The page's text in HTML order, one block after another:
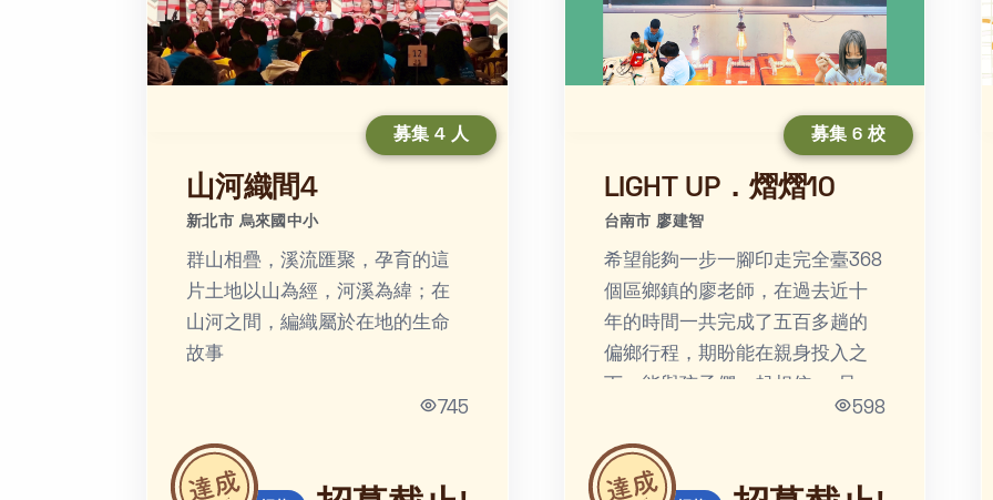
募集 4 人
山河織間4
新北市 烏來國中小
群山相疊，溪流匯聚，孕育的這
片土地以山為經，河溪為緯；在
山河之間，編織屬於在地的生命
故事
745
募集 6 校
LIGHT UP．熠熠10
台南市 廖建智
希望能夠一步一腳印走完全臺368
個區鄉鎮的廖老師，在過去近十
年的時間一共完成了五百多趟的
偏鄉行程，期盼能在親身投入之
勇敢前行，我們都能成為溫暖的
人，為他人的生命帶來光輝。
598